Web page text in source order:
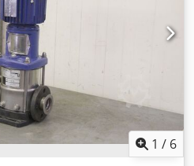
1 / 6